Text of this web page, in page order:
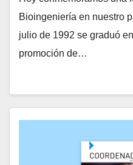
Bioingeniería en nuestro
julio de 1992 se graduó
promoción de…